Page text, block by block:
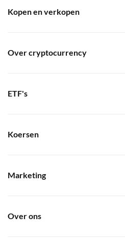
Kopen en verkopen
Over cryptocurrency
ETF's
Koersen
Marketing
Over ons